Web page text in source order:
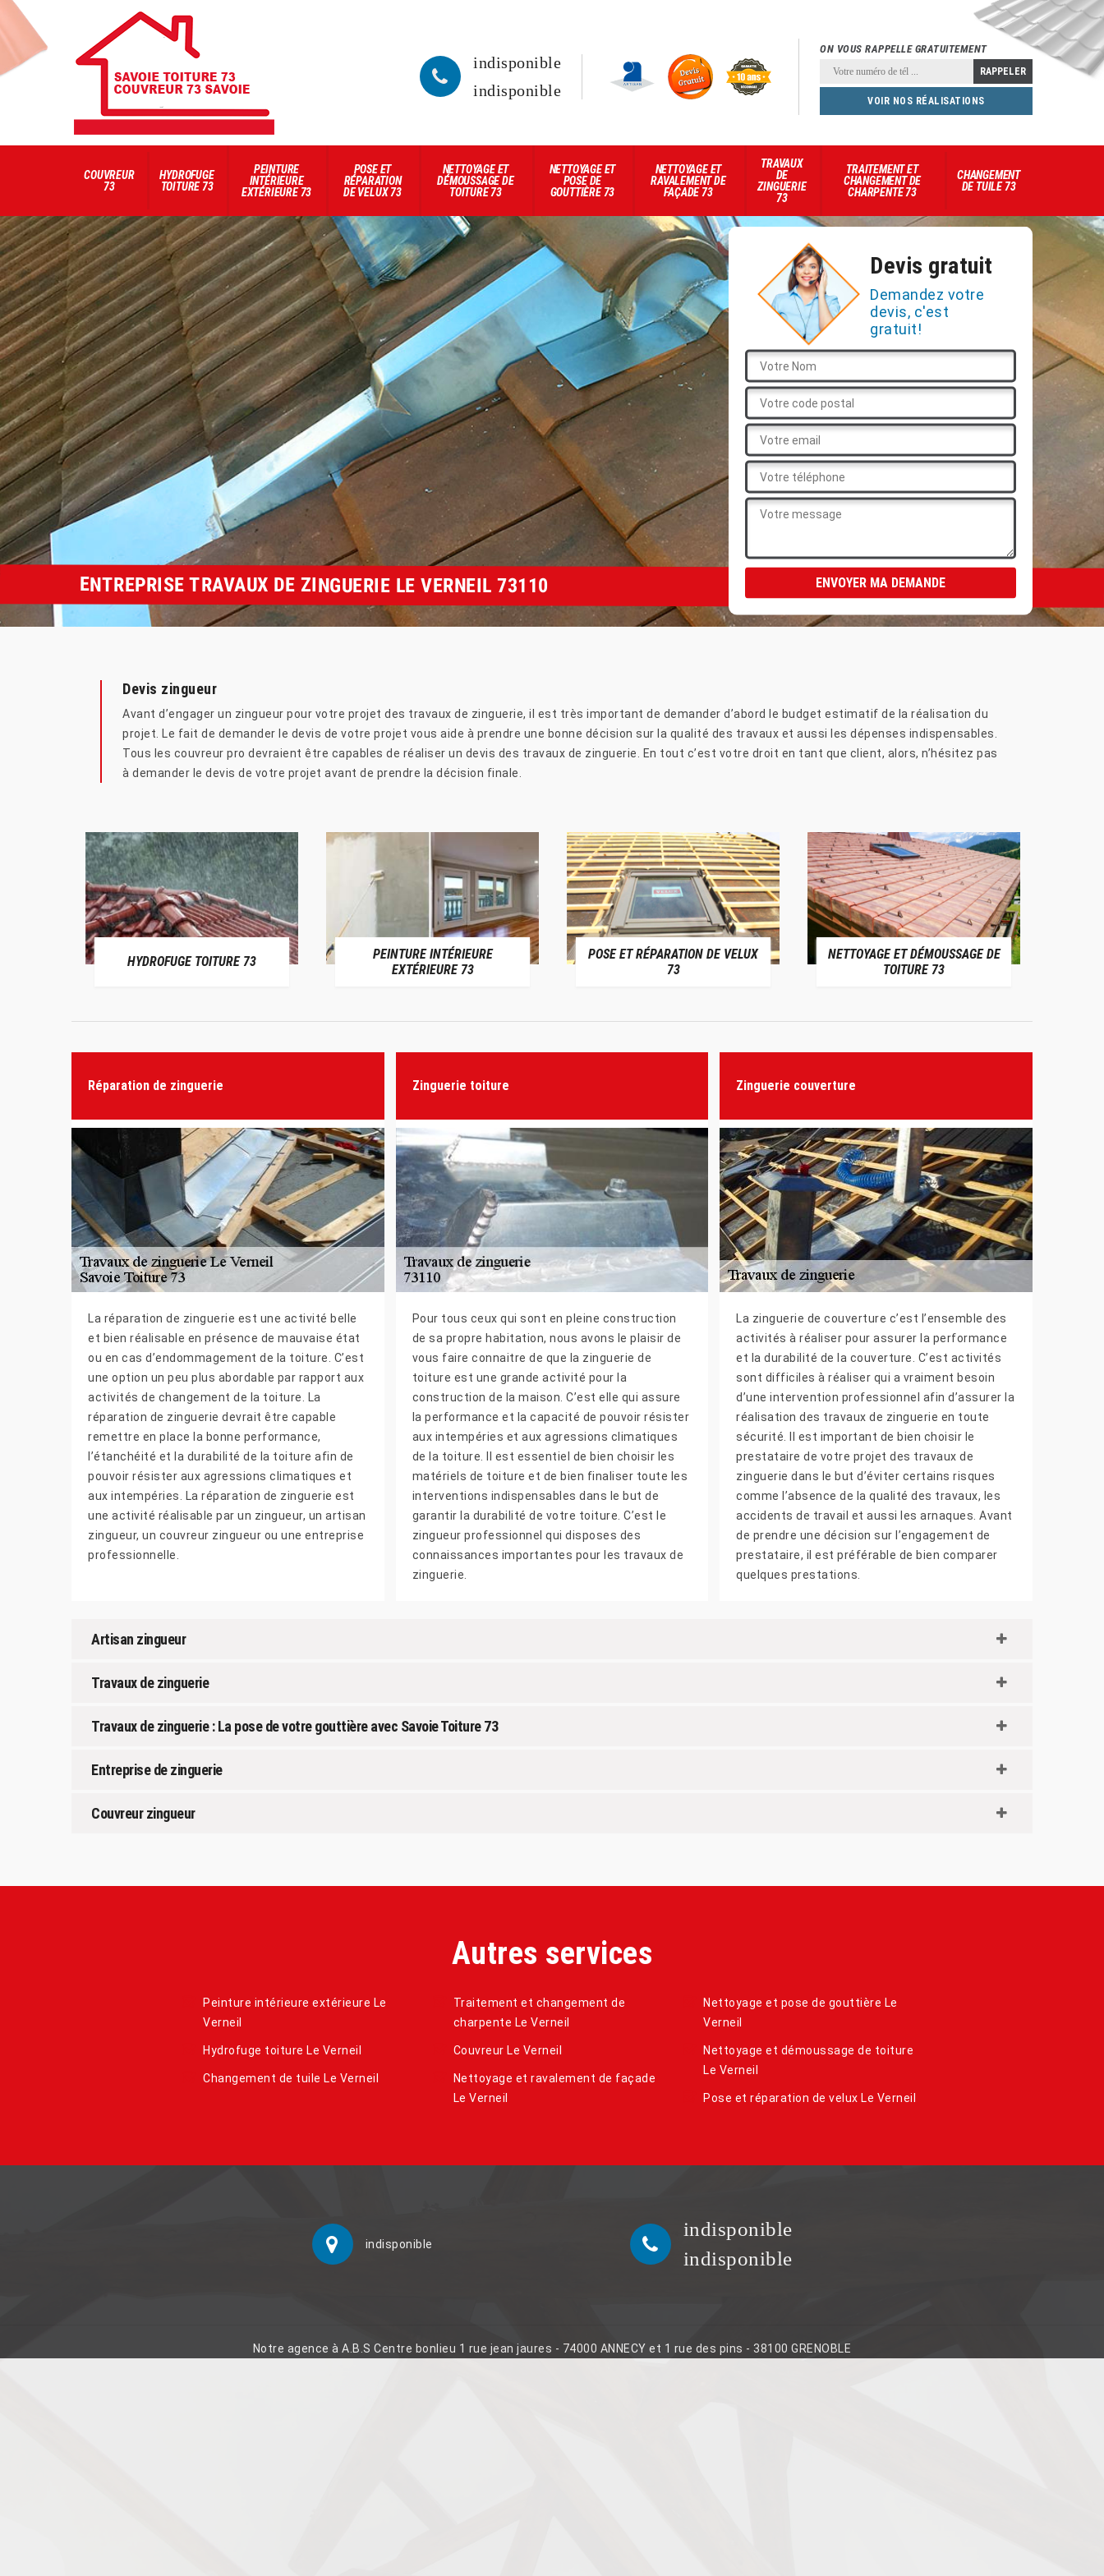
indisponible
indisponible
ON VOUS RAPPELLE GRATUITEMENT
VOIR NOS RÉALISATIONS
COUVREUR
73
HYDROFUGE
TOITURE 73
PEINTURE
INTÉRIEURE
EXTÉRIEURE 73
POSE ET
RÉPARATION
DE VELUX 73
NETTOYAGE ET
DÉMOUSSAGE DE
TOITURE 73
NETTOYAGE ET
POSE DE
GOUTTIÈRE 73
NETTOYAGE ET
RAVALEMENT DE
FAÇADE 73
TRAVAUX
DE
ZINGUERIE
73
TRAITEMENT ET
CHANGEMENT DE
CHARPENTE 73
CHANGEMENT
DE TUILE 73
Devis gratuit
Demandez votre
devis, c'est
gratuit!
ENTREPRISE TRAVAUX DE ZINGUERIE LE VERNEIL 73110
Devis zingueur
Avant d’engager un zingueur pour votre projet des travaux de zinguerie, il est très important de demander d’abord le budget estimatif de la réalisation du
projet. Le fait de demander le devis de votre projet vous aide à prendre une bonne décision sur la qualité des travaux et aussi les dépenses indispensables.
Tous les couvreur pro devraient être capables de réaliser un devis des travaux de zinguerie. En tout c’est votre droit en tant que client, alors, n’hésitez pas
à demander le devis de votre projet avant de prendre la décision finale.
HYDROFUGE TOITURE 73
PEINTURE INTÉRIEURE
EXTÉRIEURE 73
POSE ET RÉPARATION DE VELUX
73
NETTOYAGE ET DÉMOUSSAGE DE
TOITURE 73
Réparation de zinguerie
La réparation de zinguerie est une activité belle
et bien réalisable en présence de mauvaise état
ou en cas d’endommagement de la toiture. C’est
une option un peu plus abordable par rapport aux
activités de changement de la toiture. La
réparation de zinguerie devrait être capable
remettre en place la bonne performance,
l’étanchéité et la durabilité de la toiture afin de
pouvoir résister aux agressions climatiques et
aux intempéries. La réparation de zinguerie est
une activité réalisable par un zingueur, un artisan
zingueur, un couvreur zingueur ou une entreprise
professionnelle.
Zinguerie toiture
Pour tous ceux qui sont en pleine construction
de sa propre habitation, nous avons le plaisir de
vous faire connaitre de que la zinguerie de
toiture est une grande activité pour la
construction de la maison. C’est elle qui assure
la performance et la capacité de pouvoir résister
aux intempéries et aux agressions climatiques
de la toiture. Il est essentiel de bien choisir les
matériels de toiture et de bien finaliser toute les
interventions indispensables dans le but de
garantir la durabilité de votre toiture. C’est le
zingueur professionnel qui disposes des
connaissances importantes pour les travaux de
zinguerie.
Zinguerie couverture
La zinguerie de couverture c’est l’ensemble des
activités à réaliser pour assurer la performance
et la durabilité de la couverture. C’est activités
sont difficiles à réaliser qui a vraiment besoin
d’une intervention professionnel afin d’assurer la
réalisation des travaux de zinguerie en toute
sécurité. Il est important de bien choisir le
prestataire de votre projet des travaux de
zinguerie dans le but d’éviter certains risques
comme l’absence de la qualité des travaux, les
accidents de travail et aussi les arnaques. Avant
de prendre une décision sur l’engagement de
prestataire, il est préférable de bien comparer
quelques prestations.
Artisan zingueur
Travaux de zinguerie
Travaux de zinguerie : La pose de votre gouttière avec Savoie Toiture 73
Entreprise de zinguerie
Couvreur zingueur
Autres services
Peinture intérieure extérieure Le
Verneil
Hydrofuge toiture Le Verneil
Changement de tuile Le Verneil
Traitement et changement de
charpente Le Verneil
Couvreur Le Verneil
Nettoyage et ravalement de façade
Le Verneil
Nettoyage et pose de gouttière Le
Verneil
Nettoyage et démoussage de toiture
Le Verneil
Pose et réparation de velux Le Verneil
indisponible
indisponible
indisponible
Notre agence à A.B.S Centre bonlieu 1 rue jean jaures - 74000 ANNECY et 1 rue des pins - 38100 GRENOBLE